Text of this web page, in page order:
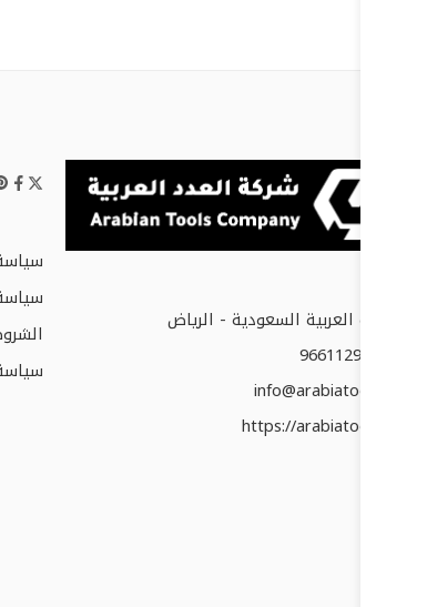
المملكة العربية السعودية - الرياض
info@arabiatools.com
https://arabiatools.com